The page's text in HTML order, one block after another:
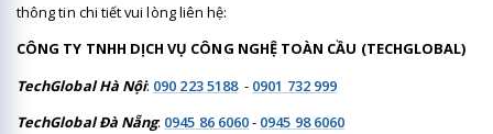
thông tin chi tiết vui lòng liên hệ:
CÔNG TY TNHH DỊCH VỤ CÔNG NGHỆ TOÀN CẦU (TECHGLOBAL)
TechGlobal Hà Nội: 090 223 5188- 0901 732 999
TechGlobal Đà Nẵng: 0945 86 6060- 0945 98 6060